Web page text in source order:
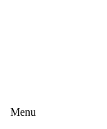
Menu